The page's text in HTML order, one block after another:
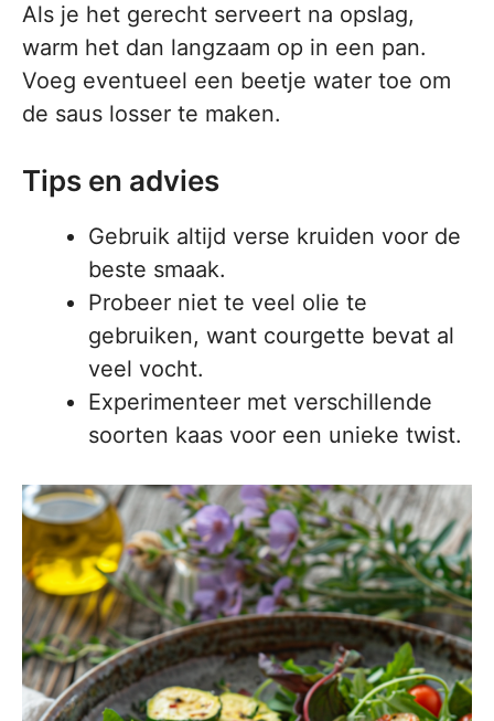
Als je het gerecht serveert na opslag,
warm het dan langzaam op in een pan.
Voeg eventueel een beetje water toe om
de saus losser te maken.
Tips en advies
Gebruik altijd verse kruiden voor de
beste smaak.
Probeer niet te veel olie te
gebruiken, want courgette bevat al
veel vocht.
Experimenteer met verschillende
soorten kaas voor een unieke twist.